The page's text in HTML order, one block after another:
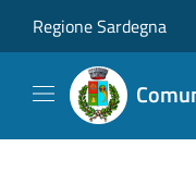
Regione Sardegna